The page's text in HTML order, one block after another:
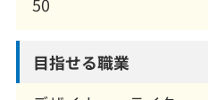
50
目指せる職業